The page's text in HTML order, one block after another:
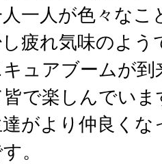
一人が色々なこ
疲れ気味のよう
ュアブームが
で楽しんでい
がより仲良く
。